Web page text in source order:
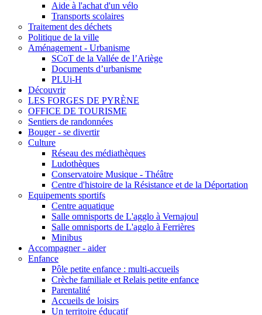
Aide à l'achat d'un vélo
Transports scolaires
Traitement des déchets
Politique de la ville
Aménagement - Urbanisme
SCoT de la Vallée de l’Ariège
Documents d’urbanisme
PLUi-H
Découvrir
LES FORGES DE PYRÈNE
OFFICE DE TOURISME
Sentiers de randonnées
Bouger - se divertir
Culture
Réseau des médiathèques
Ludothèques
Conservatoire Musique - Théâtre
Centre d'histoire de la Résistance et de la Déportation
Equipements sportifs
Centre aquatique
Salle omnisports de L'agglo à Vernajoul
Salle omnisports de L'agglo à Ferrières
Minibus
Accompagner - aider
Enfance
Pôle petite enfance : multi-accueils
Crèche familiale et Relais petite enfance
Parentalité
Accueils de loisirs
Un territoire éducatif